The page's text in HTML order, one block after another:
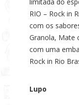
limitada do
RIO – Rock in
com os
Granola, Mate
com uma
Rock in Rio
Lupo